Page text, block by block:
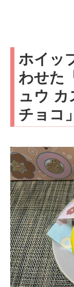
ホイッ
わせた
ュウ
チョコ」